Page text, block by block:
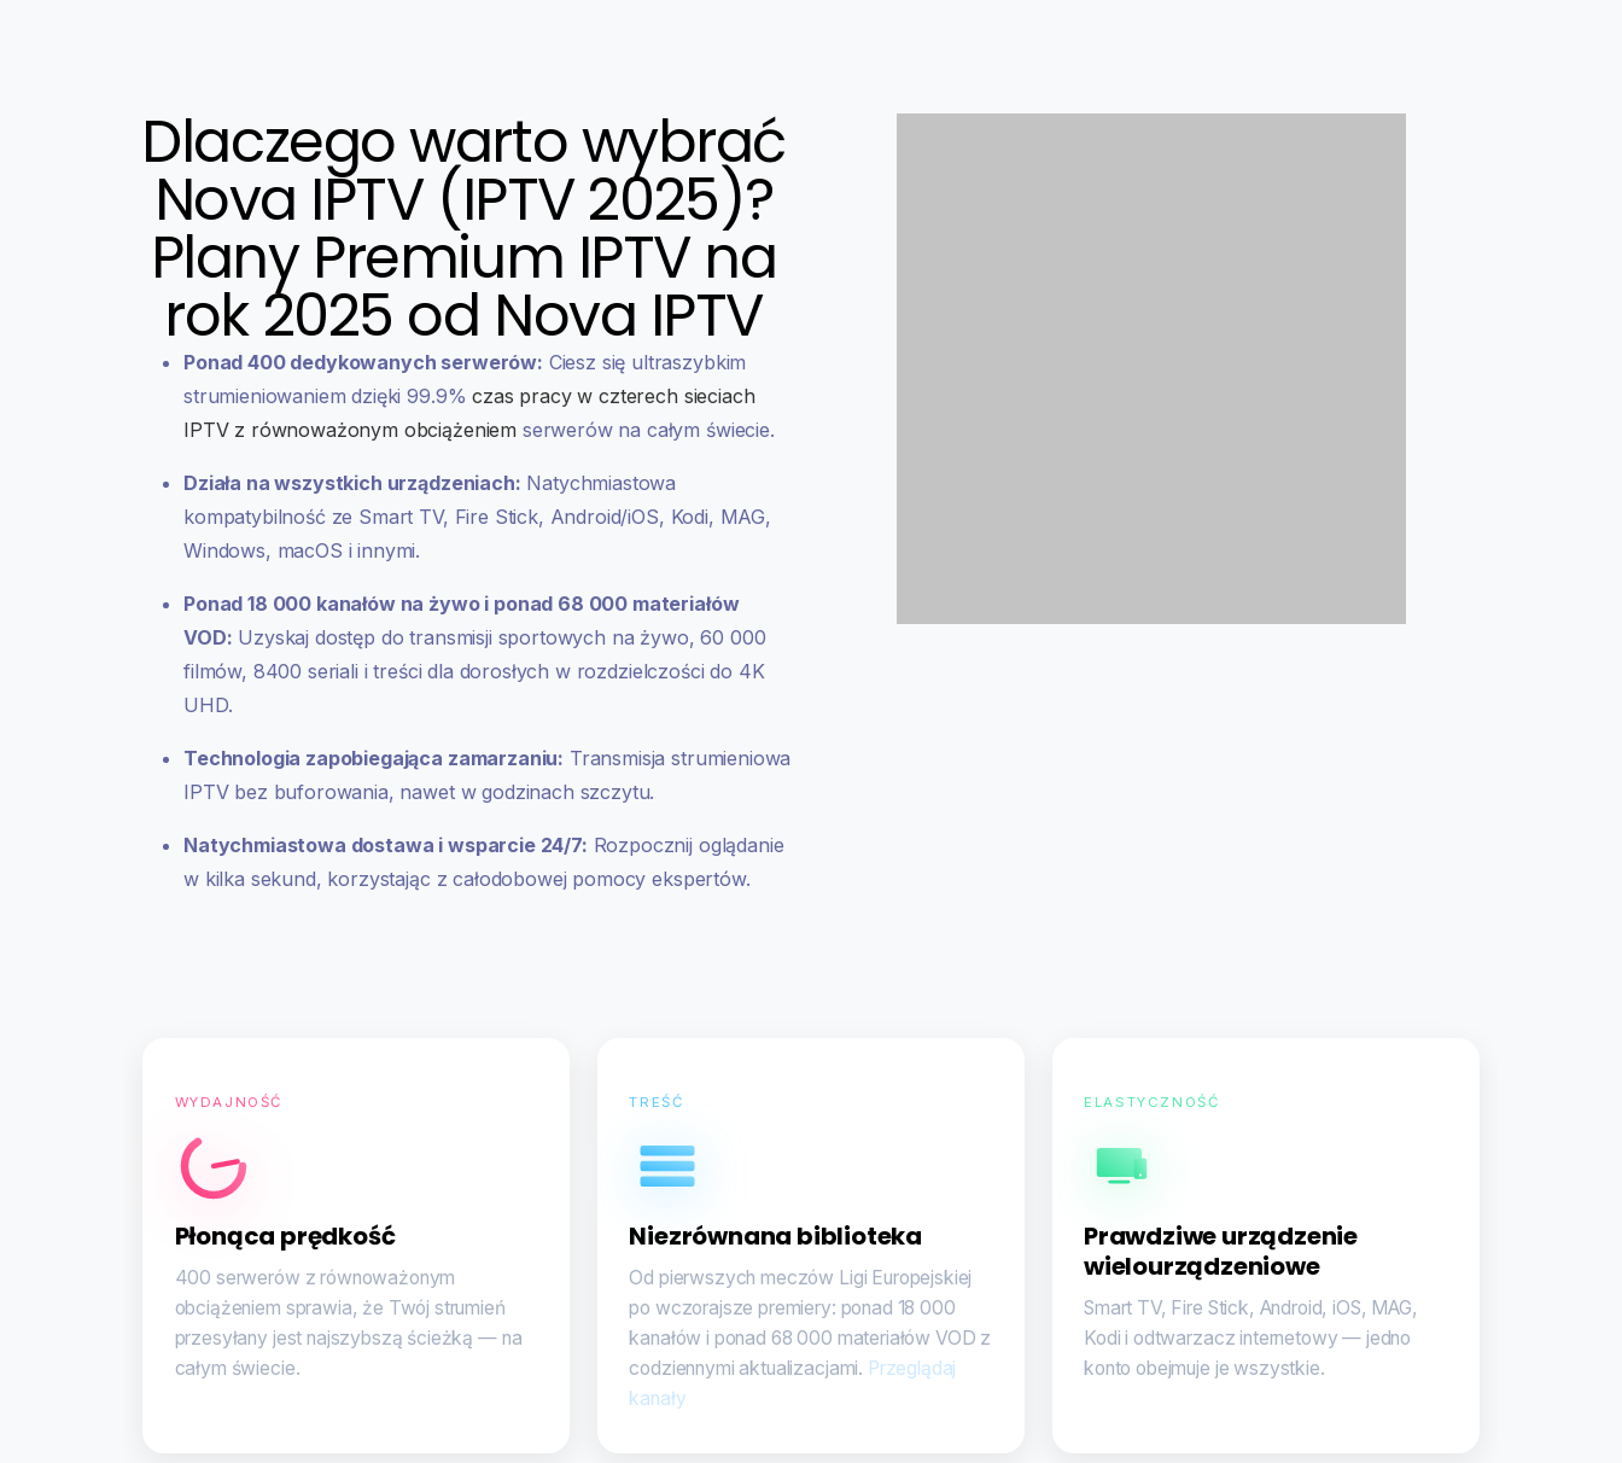
Dlaczego warto wybrać
Nova IPTV (IPTV 2025)?
Plany Premium IPTV na
rok 2025 od Nova IPTV
Ponad 400 dedykowanych serwerów: Ciesz się ultraszybkim
strumieniowaniem dzięki 99.9%czas pracy w czterech sieciach
IPTV z równoważonym obciążeniem serwerów na całym świecie.
Działa na wszystkich urządzeniach: Natychmiastowa
kompatybilność ze Smart TV, Fire Stick, Android/iOS, Kodi, MAG,
Windows, macOS i innymi.
Ponad 18 000 kanałów na żywo i ponad 68 000 materiałów
VOD: Uzyskaj dostęp do transmisji sportowych na żywo, 60 000
filmów, 8400 seriali i treści dla dorosłych w rozdzielczości do 4K
UHD.
Technologia zapobiegająca zamarzaniu: Transmisja strumieniowa
IPTV bez buforowania, nawet w godzinach szczytu.
Natychmiastowa dostawa i wsparcie 24/7: Rozpocznij oglądanie
w kilka sekund, korzystając z całodobowej pomocy ekspertów.
WYDAJNOŚĆ
Płonąca prędkość
400 serwerów z równoważonym
obciążeniem sprawia, że Twój strumień
przesyłany jest najszybszą ścieżką — na
całym świecie.
TREŚĆ
Niezrównana biblioteka
Od pierwszych meczów Ligi Europejskiej
po wczorajsze premiery: ponad 18 000
kanałów i ponad 68 000 materiałów VOD z
codziennymi aktualizacjami. Przeglądaj
kanały
ELASTYCZNOŚĆ
Prawdziwe urządzenie
wielourządzeniowe
Smart TV, Fire Stick, Android, iOS, MAG,
Kodi i odtwarzacz internetowy — jedno
konto obejmuje je wszystkie.